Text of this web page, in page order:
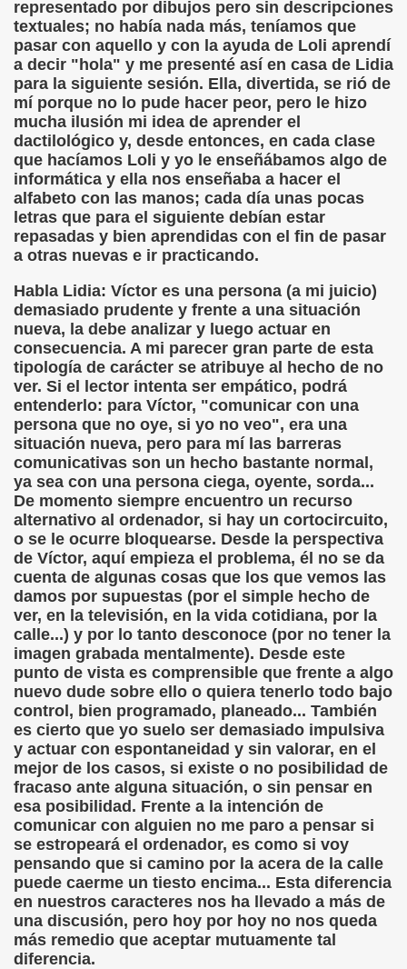
representado por dibujos pero sin descripciones
textuales; no había nada más, teníamos que
pasar con aquello y con la ayuda de Loli aprendí
a decir "hola" y me presenté así en casa de Lidia
para la siguiente sesión. Ella, divertida, se rió de
mí porque no lo pude hacer peor, pero le hizo
mucha ilusión mi idea de aprender el
dactilológico y, desde entonces, en cada clase
que hacíamos Loli y yo le enseñábamos algo de
informática y ella nos enseñaba a hacer el
alfabeto con las manos; cada día unas pocas
letras que para el siguiente debían estar
repasadas y bien aprendidas con el fin de pasar
a otras nuevas e ir practicando.
Habla Lidia: Víctor es una persona (a mi juicio)
demasiado prudente y frente a una situación
nueva, la debe analizar y luego actuar en
consecuencia. A mi parecer gran parte de esta
tipología de carácter se atribuye al hecho de no
ver. Si el lector intenta ser empático, podrá
entenderlo: para Víctor, "comunicar con una
persona que no oye, si yo no veo", era una
situación nueva, pero para mí las barreras
comunicativas son un hecho bastante normal,
ya sea con una persona ciega, oyente, sorda...
De momento siempre encuentro un recurso
alternativo al ordenador, si hay un cortocircuito,
o se le ocurre bloquearse. Desde la perspectiva
de Víctor, aquí empieza el problema, él no se da
cuenta de algunas cosas que los que vemos las
damos por supuestas (por el simple hecho de
ver, en la televisión, en la vida cotidiana, por la
calle...) y por lo tanto desconoce (por no tener la
imagen grabada mentalmente). Desde este
punto de vista es comprensible que frente a algo
nuevo dude sobre ello o quiera tenerlo todo bajo
control, bien programado, planeado... También
es cierto que yo suelo ser demasiado impulsiva
y actuar con espontaneidad y sin valorar, en el
mejor de los casos, si existe o no posibilidad de
fracaso ante alguna situación, o sin pensar en
esa posibilidad. Frente a la intención de
comunicar con alguien no me paro a pensar si
se estropeará el ordenador, es como si voy
pensando que si camino por la acera de la calle
puede caerme un tiesto encima... Esta diferencia
en nuestros caracteres nos ha llevado a más de
una discusión, pero hoy por hoy no nos queda
más remedio que aceptar mutuamente tal
diferencia.
torres)
de Papel (José Molina Torres)
Reunión de Semáforos (José Molina Torres)
Pelayo, Jesús Montoro y Espido Freire)
El País, 12 de Mayo de 1990 (Antonio Muñoz Molina)
Gayoso)
Valdes)
Adolfo Bécquer)
(Anónimo)
Amicis)
Caminantes, Cuento LIII (Juan de Timoneda)
Indostánica (Anónimo)
Hesse)
(Saúl Orea Mateo)
Cecilia Bohl de Faber)